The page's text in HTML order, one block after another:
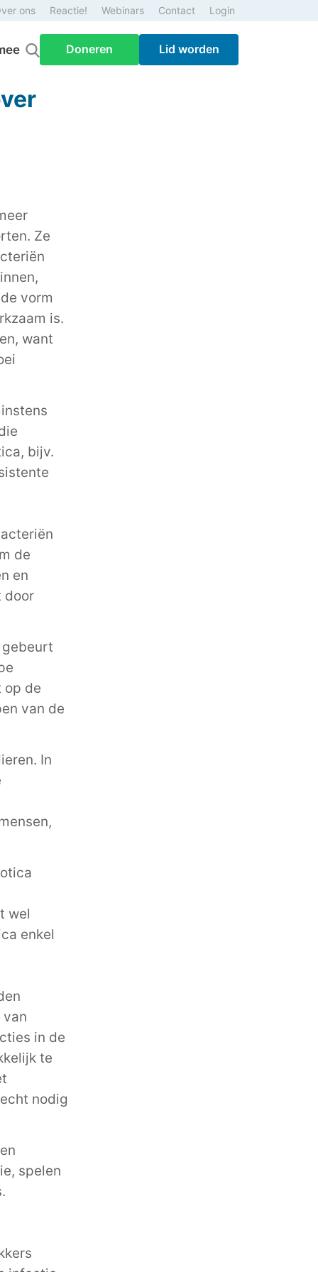
ons Reactie! Webinars Contact Login
Doneren Lid worden
Ze
vorm
is.
want
bijv.
de
en
door
op de
van de
In
wel
enkel
in de
te
nodig
spelen